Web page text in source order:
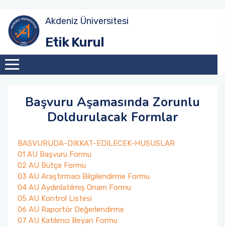
Akdeniz Üniversitesi
Etik Kurul
Başvuru Aşamasında Zorunlu
Doldurulacak Formlar
BASVURUDA-DIKKAT-EDILECEK-HUSUSLAR
01 AU Başvuru Formu
02 AU Bütçe Formu
03 AU Araştırmacı Bilgilendirme Formu
04 AU Aydınlatılmış Onam Formu
05 AU Kontrol Listesi
06 AU Raportör Değerlendirme
07 AU Katılımcı Beyan Formu